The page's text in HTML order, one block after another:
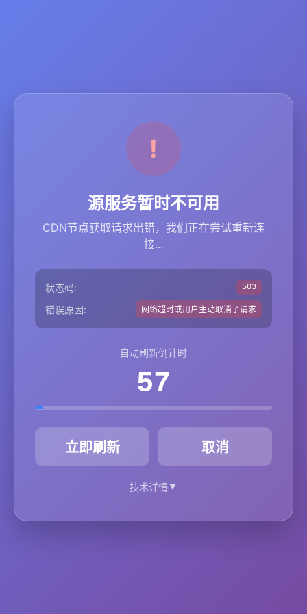
源服务暂时不可用
CDN节点获取请求出错，我们正在尝试重新连
接...
状态码: 503
错误原因: 网络超时或用户主动取消了请求
自动刷新倒计时
57
立即刷新 取消
技术详情▼